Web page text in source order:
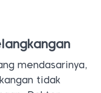
mendasarinya,
tidak